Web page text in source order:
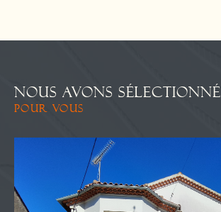
NOUS AVONS SÉLECTIONNÉ
POUR VOUS